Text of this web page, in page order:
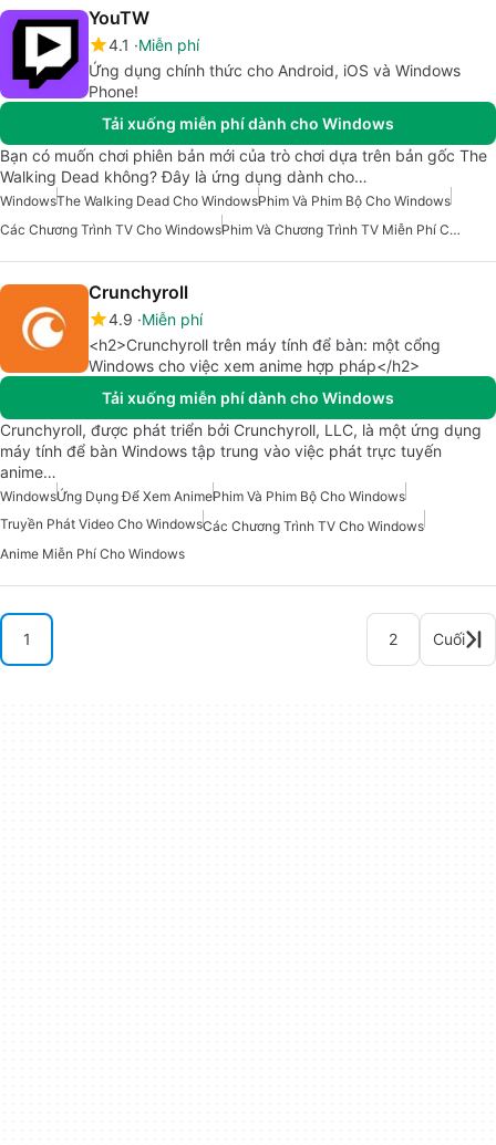
YouTW
4.1
Miễn phí
Ứng dụng chính thức cho Android, iOS và Windows
Phone!
Tải xuống miễn phí dành cho Windows
Bạn có muốn chơi phiên bản mới của trò chơi dựa trên bản gốc The
Walking Dead không? Đây là ứng dụng dành cho…
WindowsThe Walking Dead Cho WindowsPhim Và Phim Bộ Cho Windows
Các Chương Trình TV Cho Windows
Phim Và Chương Trình TV Miễn Phí Cho Windows
Crunchyroll
4.9 Miễn phí
<h2>Crunchyroll trên máy tính để bàn: một cổng
Windows cho việc xem anime hợp pháp</h2>
Tải xuống miễn phí dành cho Windows
Crunchyroll, được phát triển bởi Crunchyroll, LLC, là một ứng dụng
máy tính để bàn Windows tập trung vào việc phát trực tuyến
anime…
WindowsỨng Dụng Để Xem AnimePhim Và Phim Bộ Cho Windows
Truyền Phát Video Cho WindowsCác Chương Trình TV Cho Windows
Anime Miễn Phí Cho Windows
1 2 Cuối